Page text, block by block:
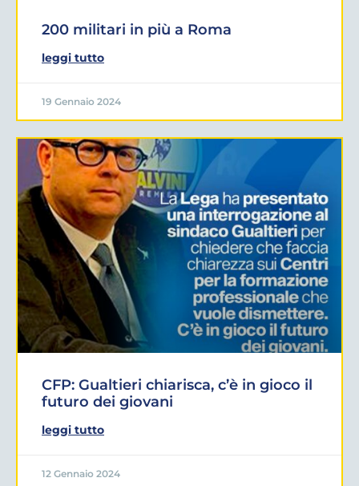
200 militari in più a Roma
leggi tutto
19 Gennaio 2024
CFP: Gualtieri chiarisca, c’è in gioco il
futuro dei giovani
leggi tutto
12 Gennaio 2024